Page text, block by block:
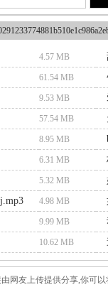
4.57 MB
61.54 MB
9.53 MB
57.54 MB
8.95 MB
6.31 MB
5.32 MB
4.98 MB
9.99 MB
10.62 MB
网友上传提供分享,你可以